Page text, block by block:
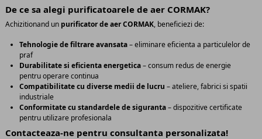
De ce sa alegi purificatoarele de aer CORMAK?
Achizitionand un purificator de aer CORMAK, beneficiezi de:
Tehnologie de filtrare avansata– eliminare eficienta a particulelor de
praf
Durabilitate si eficienta energetica– consum redus de energie
pentru operare continua
Compatibilitate cu diverse medii de lucru – ateliere, fabrici si spatii
industriale
Conformitate cu standardele de siguranta– dispozitive certificate
pentru utilizare profesionala
Contacteaza-ne pentru consultanta personalizata!